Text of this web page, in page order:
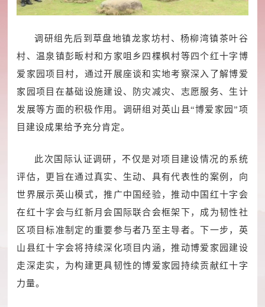
调研组先后到草盘地镇龙家坊村、杨柳湾镇茶叶谷
村、温泉镇彭畈村和方家咀乡四棵枫村等四个红十字博
爱家园项目村，通过开展座谈和实地考察深入了解博爱
家园项目在基础设施建设、防灾减灾、志愿服务、生计
发展等方面的积极作用。调研组对英山县“博爱家园”项
目建设成果给予充分肯定。
此次国际认证调研，不仅是对项目建设情况的系统
评估，更旨在通过真实、生动、具有代表性的案例，向
世界展示英山模式，推广中国经验，推动中国红十字会
在红十字会与红新月会国际联合会框架下，成为韧性社
区项目标准制定的重要参与者乃至主导者。下一步，英
山县红十字会将持续深化项目内涵，推动博爱家园建设
走深走实，为构建更具韧性的博爱家园持续贡献红十字
力量。